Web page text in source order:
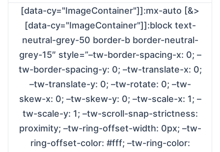
[data-cy="ImageContainer"]]:mx-auto [&>
[data-cy="ImageContainer"]]:block text-
neutral-grey-50 border-b border-neutral-
grey-15″ style=”–tw-border-spacing-x: 0; –
tw-border-spacing-y: 0; –tw-translate-x: 0;
–tw-translate-y: 0; –tw-rotate: 0; –tw-
skew-x: 0; –tw-skew-y: 0; –tw-scale-x: 1; –
tw-scale-y: 1; –tw-scroll-snap-strictness:
proximity; –tw-ring-offset-width: 0px; –tw-
ring-offset-color: #fff; –tw-ring-color: